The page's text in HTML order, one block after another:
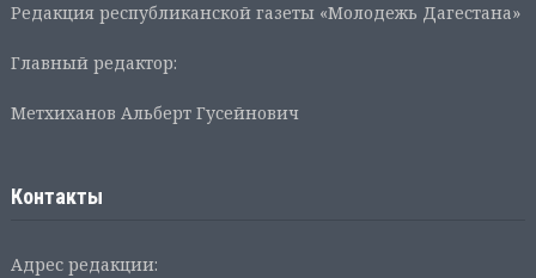
Редакция республиканской газеты «Молодежь Дагестана»
Главный редактор:
Метхиханов Альберт Гусейнович
Контакты
Адрес редакции: